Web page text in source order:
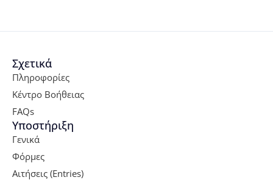
Σχετικά
Πληροφορίες
Κέντρο Βοήθειας
FAQs
Υποστήριξη
Γενικά
Φόρμες
Αιτήσεις (Entries)